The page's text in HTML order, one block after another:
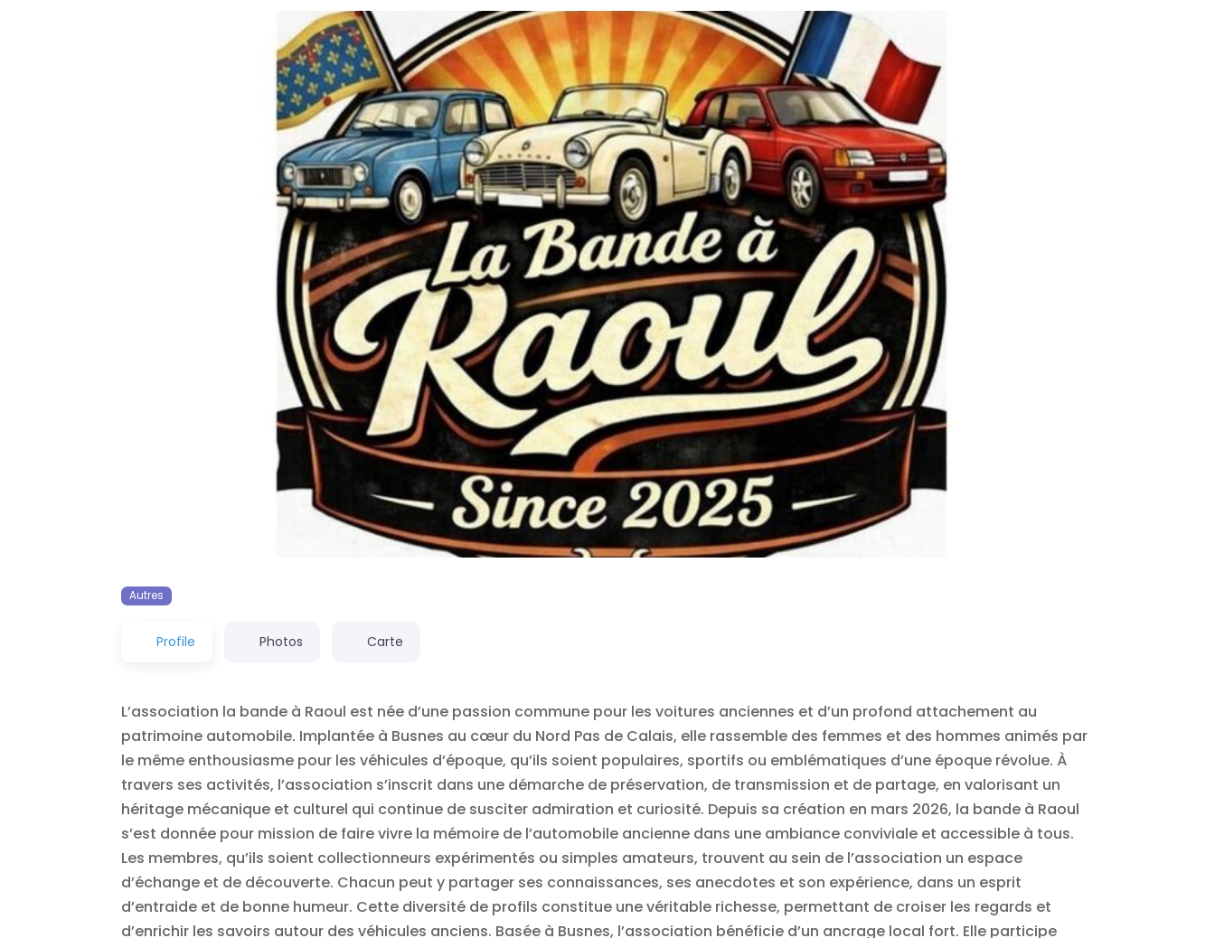
Autres
Profile Photos Carte
L’association la bande à Raoul est née d’une passion commune pour les voitures anciennes et d’un profond attachement au
patrimoine automobile. Implantée à Busnes au cœur du Nord Pas de Calais, elle rassemble des femmes et des hommes animés par
le même enthousiasme pour les véhicules d’époque, qu’ils soient populaires, sportifs ou emblématiques d’une époque révolue. À
travers ses activités, l’association s’inscrit dans une démarche de préservation, de transmission et de partage, en valorisant un
héritage mécanique et culturel qui continue de susciter admiration et curiosité. Depuis sa création en mars 2026, la bande à Raoul
s’est donnée pour mission de faire vivre la mémoire de l’automobile ancienne dans une ambiance conviviale et accessible à tous.
Les membres, qu’ils soient collectionneurs expérimentés ou simples amateurs, trouvent au sein de l’association un espace
d’échange et de découverte. Chacun peut y partager ses connaissances, ses anecdotes et son expérience, dans un esprit
d’entraide et de bonne humeur. Cette diversité de profils constitue une véritable richesse, permettant de croiser les regards et
d’enrichir les savoirs autour des véhicules anciens. Basée à Busnes, l’association bénéficie d’un ancrage local fort. Elle participe